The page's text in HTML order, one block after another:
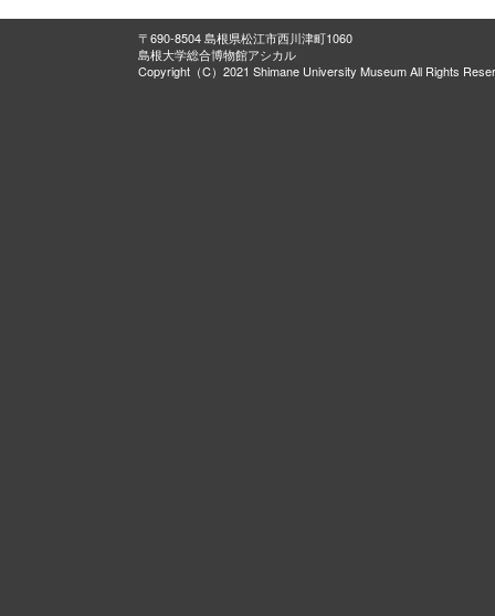
〒690-8504 島根県松江市西川津町1060
島根大学総合博物館アシカル
Copyright（C）2021 Shimane University Museum All Rights